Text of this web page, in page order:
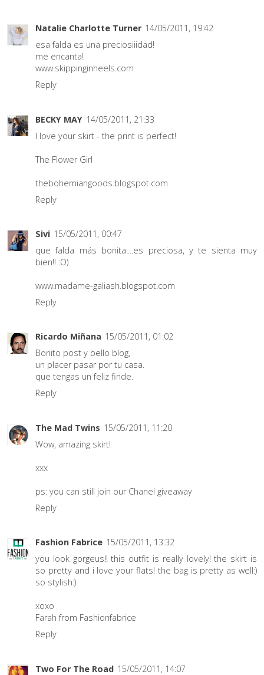
Natalie Charlotte Turner 14/05/2011, 19:42
esa falda es una preciosiiidad!
me encanta!
www.skippinginheels.com
Reply
BECKY MAY 14/05/2011, 21:33
I love your skirt - the print is perfect!
The Flower Girl
thebohemiangoods.blogspot.com
Reply
Sivi 15/05/2011, 00:47
que falda más bonita....es preciosa, y te sienta muy
bien!! :O)
www.madame-galiash.blogspot.com
Reply
Ricardo Miñana 15/05/2011, 01:02
Bonito post y bello blog,
un placer pasar por tu casa.
que tengas un feliz finde.
Reply
The Mad Twins 15/05/2011, 11:20
Wow, amazing skirt!
xxx
ps: you can still join our Chanel giveaway
Reply
Fashion Fabrice 15/05/2011, 13:32
you look gorgeus!! this outfit is really lovely! the skirt is
so pretty and i love your flats! the bag is pretty as well:)
so stylish:)
xoxo
Farah from Fashionfabrice
Reply
Two For The Road 15/05/2011, 14:07